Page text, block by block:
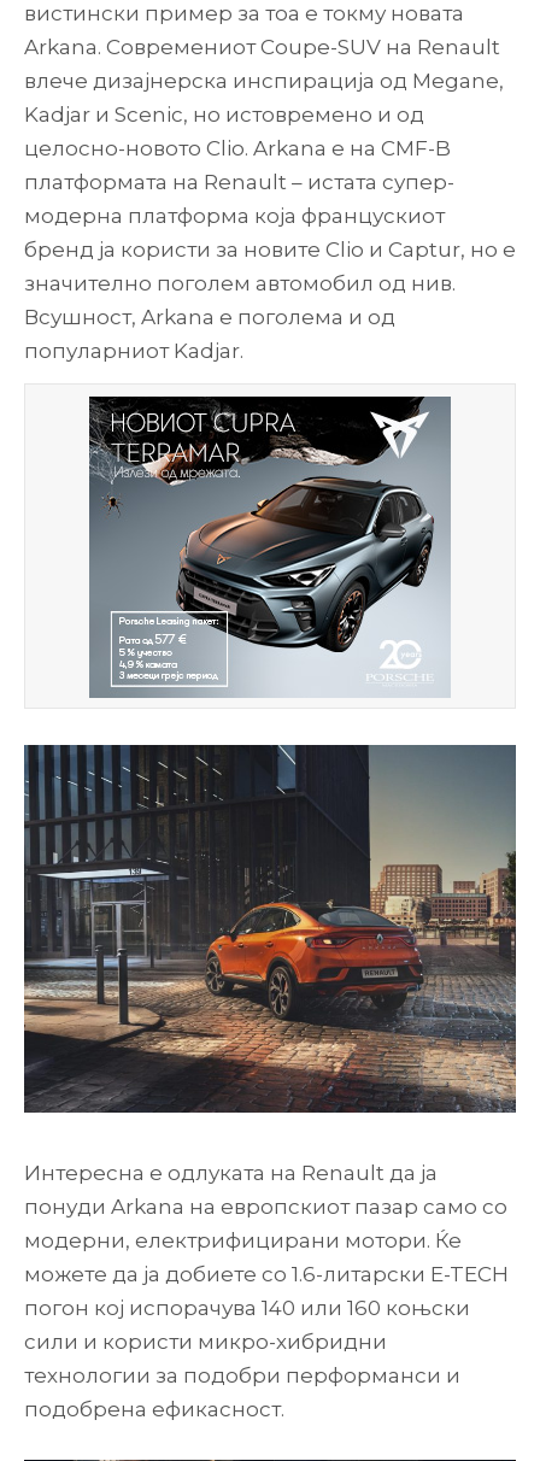
вистински пример за тоа е токму новата
Arkana. Современиот Coupe-SUV на Renault
влече дизајнерска инспирација од Megane,
Kadjar и Scenic, но истовремено и од
целосно-новото Clio. Arkana е на CMF-B
платформата на Renault – истата супер-
модерна платформа која францускиот
бренд ја користи за новите Clio и Captur, но е
значително поголем автомобил од нив.
Всушност, Arkana е поголема и од
популарниот Kadjar.
Интересна е одлуката на Renault да ја
понуди Arkana на европскиот пазар само со
модерни, електрифицирани мотори. Ќе
можете да ја добиете со 1.6-литарски E-TECH
погон кој испорачува 140 или 160 коњски
сили и користи микро-хибридни
технологии за подобри перформанси и
подобрена ефикасност.